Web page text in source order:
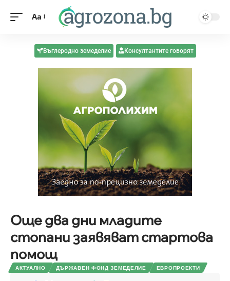
Aa
Въглеродно земеделие Консултантите говорят
Още два дни младите
стопани заявяват стартова
помощ
АКТУАЛНО ДЪРЖАВЕН ФОНД ЗЕМЕДЕЛИЕ ЕВРОПРОЕКТИ